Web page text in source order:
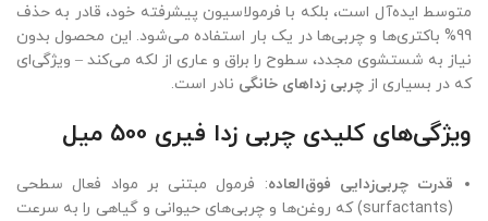
متوسط ایده‌آل است، بلکه با فرمولاسیون پیشرفته خود، قادر به حذف
99% باکتری‌ها و چربی‌ها در یک بار استفاده می‌شود. این محصول بدون
نیاز به شستشوی مجدد، سطوح را براق و عاری از لکه می‌کند – ویژگی‌ای
که در بسیاری از چربی زدا‌های خانگی نادر است.
ویژگی‌های کلیدی چربی زدا فیری 500 میل
قدرت چربی‌زدایی فوق‌العاده: فرمول مبتنی بر مواد فعال سطحی
(surfactants) که روغن‌ها و چربی‌های حیوانی و گیاهی را به سرعت